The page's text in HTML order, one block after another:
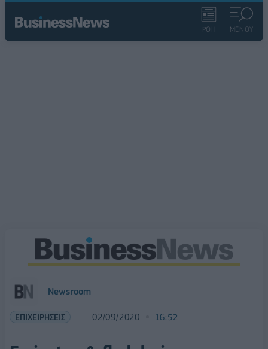
ΡΟΗ ΜΕΝΟΥ
Newsroom
ΕΠΙΧΕΙΡΗΣΕΙΣ 02/09/2020 16:52